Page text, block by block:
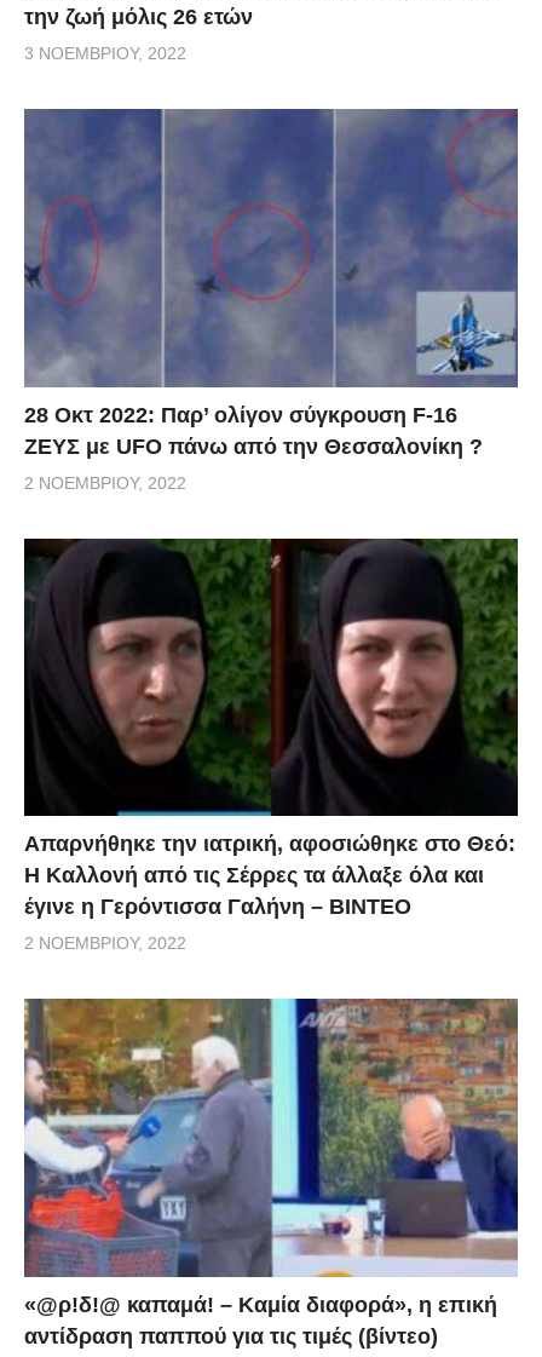
την ζωή μόλις 26 ετών
3 ΝΟΕΜΒΡΊΟΥ, 2022
28 Οκτ 2022: Παρ’ ολίγον σύγκρουση F-16
ΖΕΥΣ με UFO πάνω από την Θεσσαλονίκη ?
2 ΝΟΕΜΒΡΊΟΥ, 2022
Απαρνήθηκε την ιατρική, αφοσιώθηκε στο Θεό:
Η Καλλονή από τις Σέρρες τα άλλαξε όλα και
έγινε η Γερόντισσα Γαλήνη – ΒΙΝΤΕΟ
2 ΝΟΕΜΒΡΊΟΥ, 2022
«@ρ!δ!@ καπαμά! – Καμία διαφορά», η επική
αντίδραση παππού για τις τιμές (βίντεο)